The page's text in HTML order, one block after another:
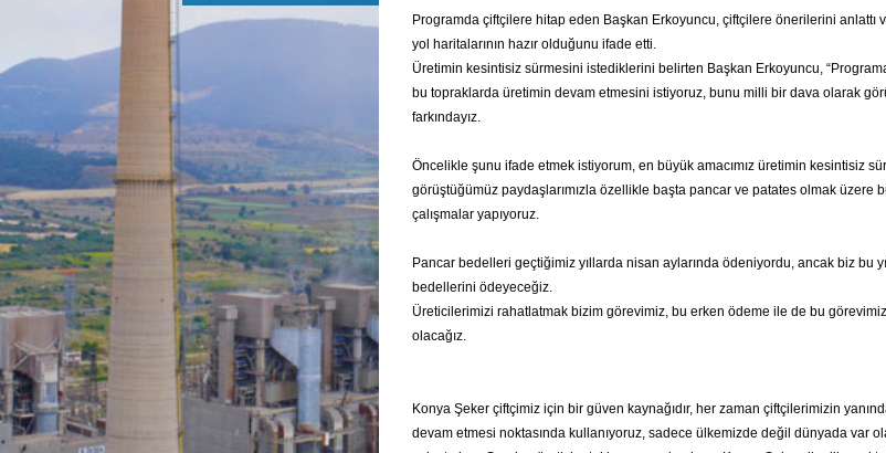
Programda çiftçilere hitap eden Başkan Erkoyuncu, çiftçilere önerilerini
yol haritalarının hazır olduğunu ifade etti.
Üretimin kesintisiz sürmesini istediklerini belirten Başkan Erkoyuncu,
bu topraklarda üretimin devam etmesini istiyoruz, bunu milli bir dava olarak
farkındayız.
Öncelikle şunu ifade etmek istiyorum, en büyük amacımız üretimin kesintisiz
görüştüğümüz paydaşlarımızla özellikle başta pancar ve patates olmak üzere
çalışmalar yapıyoruz.
Pancar bedelleri geçtiğimiz yıllarda nisan aylarında ödeniyordu, ancak biz bu
bedellerini ödeyeceğiz.
Üreticilerimizi rahatlatmak bizim görevimiz, bu erken ödeme ile de bu
olacağız.
Konya Şeker çiftçimiz için bir güven kaynağıdır, her zaman çiftçilerimizin
devam etmesi noktasında kullanıyoruz, sadece ülkemizde değil dünyada var